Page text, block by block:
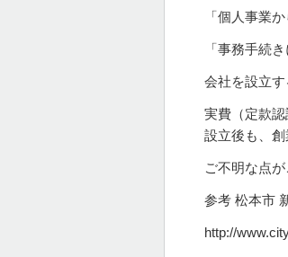
「個人事業
「事務手続
会社を設立す
実費（定款
設立後も、創
ご不明な点
参考 松本市
http://